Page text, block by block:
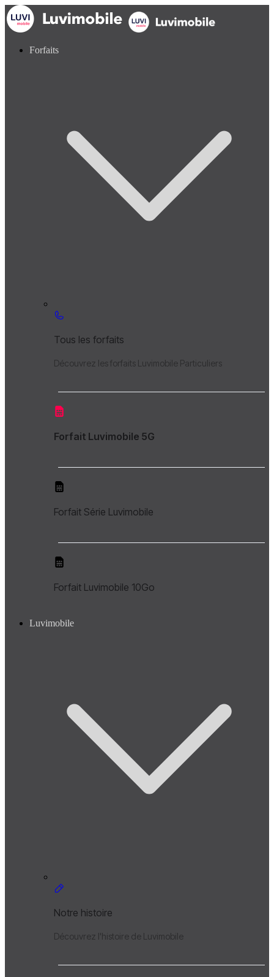
Forfaits
Tous les forfaits
Découvrez les forfaits Luvimobile Particuliers
Forfait Luvimobile 5G
Forfait Série Luvimobile
Forfait Luvimobile 10Go
Luvimobile
Notre histoire
Découvrez l'histoire de Luvimobile